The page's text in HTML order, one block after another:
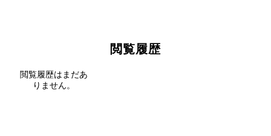
このたびはパンツァーブロックスをご
閲覧履歴
閲覧履歴はまだあ
りません。